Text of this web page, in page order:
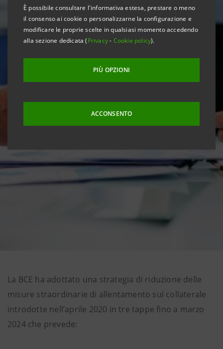
È possibile consultare l'informativa estesa, prestare o meno
il consenso ai cookie o personalizzarne la configurazione e
modificare le proprie scelte in qualsiasi momento accedendo
alla sezione dedicata (Privacy- Cookie policy).
PIÙ OPZIONI
ACCONSENTO
La BCE ha adottato una strategia di riduzione delle
misure straordinarie di allentamento sul collaterale
introdotte nell’aprile 2020 in tre tappe fino a marzo
2024 che prevede: